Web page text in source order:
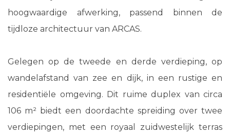
hoogwaardige afwerking, passend binnen de
tijdloze architectuur van ARCAS.
Gelegen op de tweede en derde verdieping, op
wandelafstand van zee en dijk, in een rustige en
residentiële omgeving. Dit ruime duplex van circa
106 m² biedt een doordachte spreiding over twee
verdiepingen, met een royaal zuidwestelijk terras